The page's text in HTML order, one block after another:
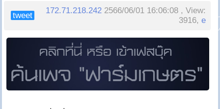
tweet
172.71.218.242 2566/06/01 16:06:08 , View:
3916,e